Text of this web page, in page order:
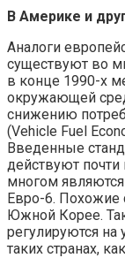
В Америке и
Аналоги
существуют во
в конце 1990-х
окружающей
снижению
(Vehicle Fuel
Введенные
действуют
многом
Евро-6. Похожие
Южной Корее.
регулируются
таких странах,